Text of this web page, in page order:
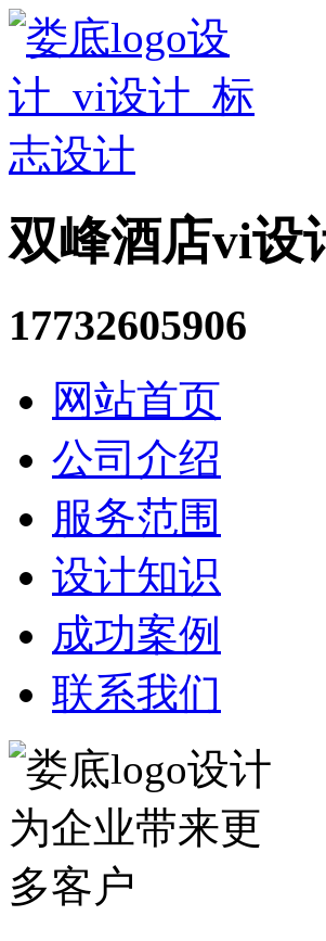
双峰酒店vi设
17732605906
网站首页
公司介绍
服务范围
设计知识
成功案例
联系我们